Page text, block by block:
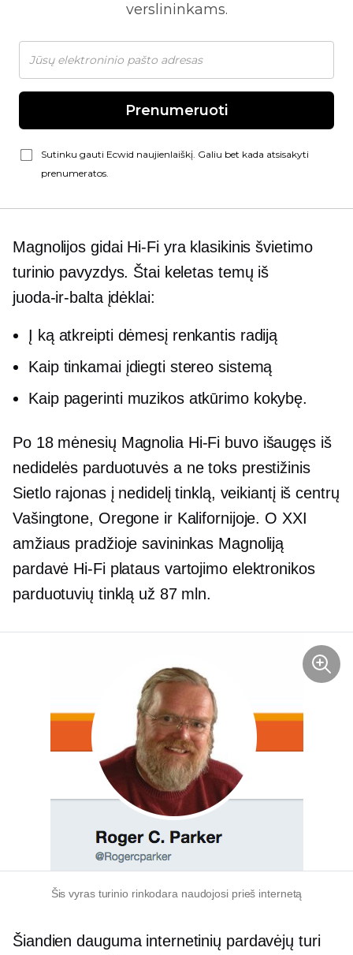
verslininkams.
Prenumeruoti
Sutinku gauti Ecwid naujienlaiškį. Galiu bet kada atsisakyti
prenumeratos.
Magnolijos gidai Hi-Fiyra klasikinis švietimo
turinio pavyzdys. Štai keletas temų iš
juoda-ir-baltaįdėklai:
Į ką atkreipti dėmesį renkantis radiją
Kaip tinkamai įdiegti stereo sistemą
Kaip pagerinti muzikos atkūrimo kokybę.
Po 18 mėnesių Magnolia Hi-Fi buvo išaugęs iš
nedidelės parduotuvės a ne toks prestižinis
Sietlo rajonas į nedidelį tinklą, veikiantį iš centrų
Vašingtone, Oregone ir Kalifornijoje. O XXI
amžiaus pradžioje savininkas Magnoliją
pardavė Hi-Fiplataus vartojimo elektronikos
parduotuvių tinklą už 87 mln.
Šis vyras turinio rinkodara naudojosi prieš internetą
Šiandien dauguma internetinių pardavėjų turi